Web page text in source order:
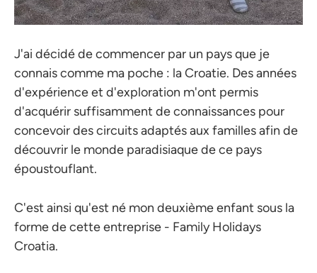
J'ai décidé de commencer par un pays que je
connais comme ma poche : la Croatie. Des années
d'expérience et d'exploration m'ont permis
d'acquérir suffisamment de connaissances pour
concevoir des circuits adaptés aux familles afin de
découvrir le monde paradisiaque de ce pays
époustouflant.
C'est ainsi qu'est né mon deuxième enfant sous la
forme de cette entreprise - Family Holidays
Croatia.